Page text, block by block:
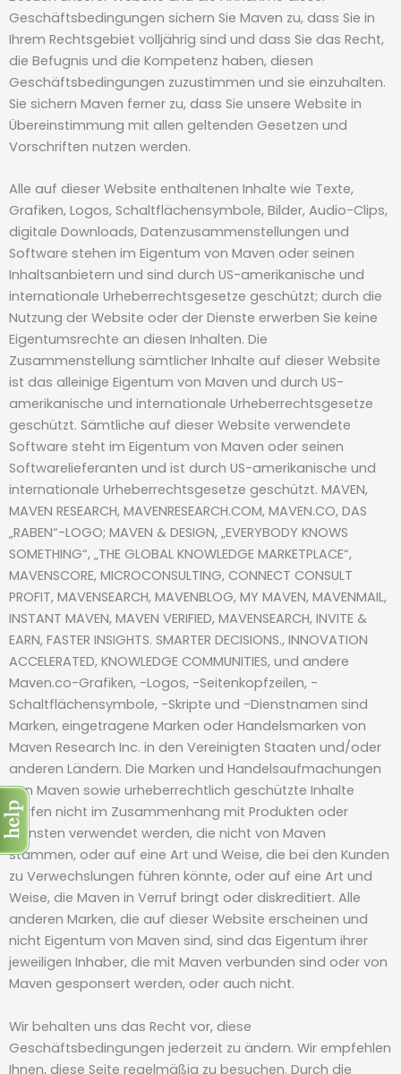
Geschäftsbedingungen sichern Sie Maven zu, dass Sie in
Ihrem Rechtsgebiet volljährig sind und dass Sie das Recht,
die Befugnis und die Kompetenz haben, diesen
Geschäftsbedingungen zuzustimmen und sie einzuhalten.
Sie sichern Maven ferner zu, dass Sie unsere Website in
Übereinstimmung mit allen geltenden Gesetzen und
Vorschriften nutzen werden.
Alle auf dieser Website enthaltenen Inhalte wie Texte,
Grafiken, Logos, Schaltflächensymbole, Bilder, Audio-Clips,
digitale Downloads, Datenzusammenstellungen und
Software stehen im Eigentum von Maven oder seinen
Inhaltsanbietern und sind durch US-amerikanische und
internationale Urheberrechtsgesetze geschützt; durch die
Nutzung der Website oder der Dienste erwerben Sie keine
Eigentumsrechte an diesen Inhalten. Die
Zusammenstellung sämtlicher Inhalte auf dieser Website
ist das alleinige Eigentum von Maven und durch US-
amerikanische und internationale Urheberrechtsgesetze
geschützt. Sämtliche auf dieser Website verwendete
Software steht im Eigentum von Maven oder seinen
Softwarelieferanten und ist durch US-amerikanische und
internationale Urheberrechtsgesetze geschützt. MAVEN,
MAVEN RESEARCH, MAVENRESEARCH.COM, MAVEN.CO, DAS
„RABEN“-LOGO; MAVEN & DESIGN, „EVERYBODY KNOWS
SOMETHING“, „THE GLOBAL KNOWLEDGE MARKETPLACE“,
MAVENSCORE, MICROCONSULTING, CONNECT CONSULT
PROFIT, MAVENSEARCH, MAVENBLOG, MY MAVEN, MAVENMAIL,
INSTANT MAVEN, MAVEN VERIFIED, MAVENSEARCH, INVITE &
EARN, FASTER INSIGHTS. SMARTER DECISIONS., INNOVATION
ACCELERATED, KNOWLEDGE COMMUNITIES, und andere
Maven.co-Grafiken, -Logos, -Seitenkopfzeilen, -
Schaltflächensymbole, -Skripte und -Dienstnamen sind
Marken, eingetragene Marken oder Handelsmarken von
Maven Research Inc. in den Vereinigten Staaten und/oder
anderen Ländern. Die Marken und Handelsaufmachungen
von Maven sowie urheberrechtlich geschützte Inhalte
dürfen nicht im Zusammenhang mit Produkten oder
Diensten verwendet werden, die nicht von Maven
stammen, oder auf eine Art und Weise, die bei den Kunden
zu Verwechslungen führen könnte, oder auf eine Art und
Weise, die Maven in Verruf bringt oder diskreditiert. Alle
anderen Marken, die auf dieser Website erscheinen und
nicht Eigentum von Maven sind, sind das Eigentum ihrer
jeweiligen Inhaber, die mit Maven verbunden sind oder von
Maven gesponsert werden, oder auch nicht.
Wir behalten uns das Recht vor, diese
Geschäftsbedingungen jederzeit zu ändern. Wir empfehlen
Ihnen, diese Seite regelmäßig zu besuchen. Durch die